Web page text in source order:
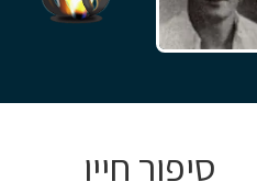
סיפור חייו